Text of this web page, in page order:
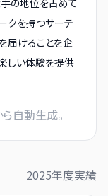
の地位を占めて
クを持つサーテ
届けることを企
しい体験を提供
自動生成。
2025年度実績